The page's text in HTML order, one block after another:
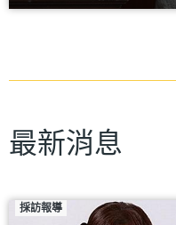
最新消息
採訪報導